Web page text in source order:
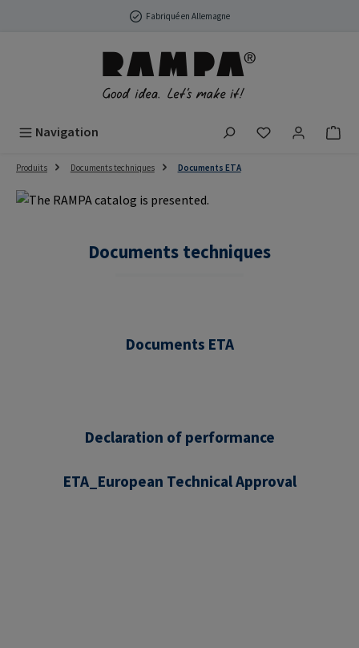
Passer au contenu principalFabriqué en Allemagne
Navigation Vous avez 0
Produits Documents techniques Documents ETA
Documents techniques
Documents ETA
Declaration of performance
ETA_European Technical Approval